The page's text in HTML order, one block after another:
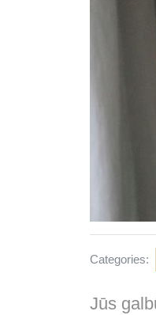
Categories:
Jūs